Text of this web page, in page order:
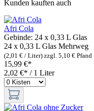
Kunden kauften auch
Afri Cola
Gebinde: 24 x 0,33 L Glas
24 x 0,33 L Glas Mehrweg
(2,01 € / Liter) zzgl. 5,10 € Pfand
15,99 €*
2,02 €* / 1 Liter